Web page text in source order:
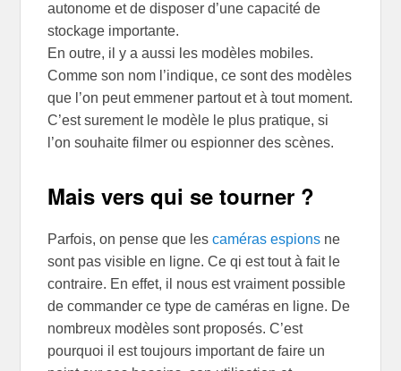
autonome et de disposer d’une capacité de
stockage importante.
En outre, il y a aussi les modèles mobiles.
Comme son nom l’indique, ce sont des modèles
que l’on peut emmener partout et à tout moment.
C’est surement le modèle le plus pratique, si
l’on souhaite filmer ou espionner des scènes.
Mais vers qui se tourner ?
Parfois, on pense que lescaméras espions ne
sont pas visible en ligne. Ce qi est tout à fait le
contraire. En effet, il nous est vraiment possible
de commander ce type de caméras en ligne. De
nombreux modèles sont proposés. C’est
pourquoi il est toujours important de faire un